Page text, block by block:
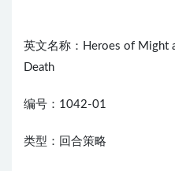
英文名称：Heroes of Might
Death
编号：1042-01
类型：回合策略